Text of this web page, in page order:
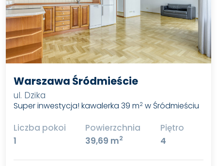
Warszawa Śródmieście
ul. Dzika
Super inwestycja! kawalerka 39 m2 w Śródmieściu
Liczba pokoi
1
Powierzchnia
39,69 m2
Piętro
4